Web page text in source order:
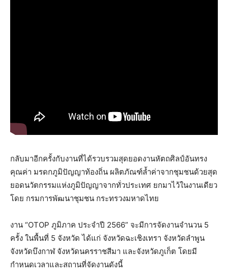
กลับมาอีกครั้งกับงานที่ได้รวบรวมสุดยอดงานหัตถศิลป์อันทรง
คุณค่า มรดกภูมิปัญญาท้องถิ่น ผลิตภัณฑ์ล้ำค่าจากชุมชนด้วยสุด
ยอดนวัตกรรมแห่งภูมิปัญญาจากทั่วประเทศ ยกมาไว้ในงานเดียว
โดย กรมการพัฒนาชุมชน กระทรวงมหาดไทย
งาน “OTOP ภูมิภาค ประจำปี 2566” จะมีการจัดงานจำนวน 5
ครั้ง ในพื้นที่ 5 จังหวัด ได้แก่ จังหวัดฉะเชิงเทรา จังหวัดลำพูน
จังหวัดบึงกาฬ จังหวัดนครราชสีมา และจังหวัดภูเก็ต โดยมี
กำหนดเวลาและสถานที่จัดงานดังนี้